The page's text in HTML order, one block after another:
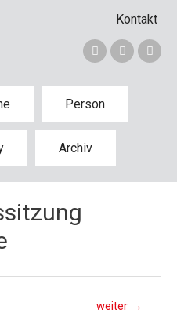
Kontakt
Person
Archiv
weiter →